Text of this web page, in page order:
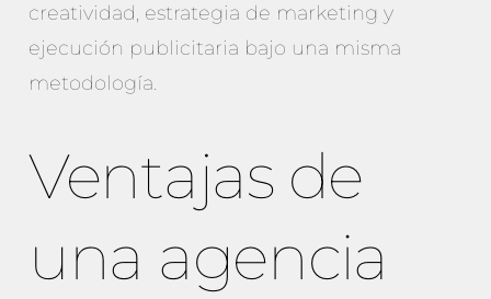
creatividad, estrategia de marketing y
ejecución publicitaria bajo una misma
metodología.
Ventajas de
una agencia